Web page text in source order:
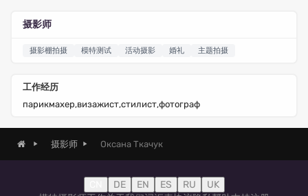
摄影师
摄影棚拍摄 模特测试 活动摄影 婚礼 主题拍摄
工作经历
парикмахер,визажист,стилист,фотограф
摄影师 Оксана Ткачук
DE EN ES RU
UK